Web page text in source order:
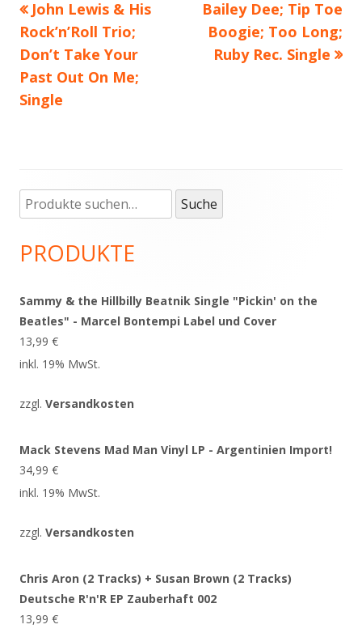
Beitragsnavigation
Vorheriger
Beitrag:
John Lewis & His
Rock’n’Roll Trio;
Don’t Take Your
Past Out On Me;
Single
Nächster
Beitrag
Bailey Dee; Tip Toe
Boogie; Too Long;
Ruby Rec. Single
Haupt-
Seitenleiste
Suche
nach:
Suche
PRODUKTE
Sammy & the Hillbilly Beatnik Single "Pickin' on the
Beatles" - Marcel Bontempi Label und Cover
13,99 €
inkl. 19% MwSt.
zzgl. Versandkosten
Mack Stevens Mad Man Vinyl LP - Argentinien Import!
34,99 €
inkl. 19% MwSt.
zzgl. Versandkosten
Chris Aron (2 Tracks) + Susan Brown (2 Tracks)
Deutsche R'n'R EP Zauberhaft 002
13,99 €